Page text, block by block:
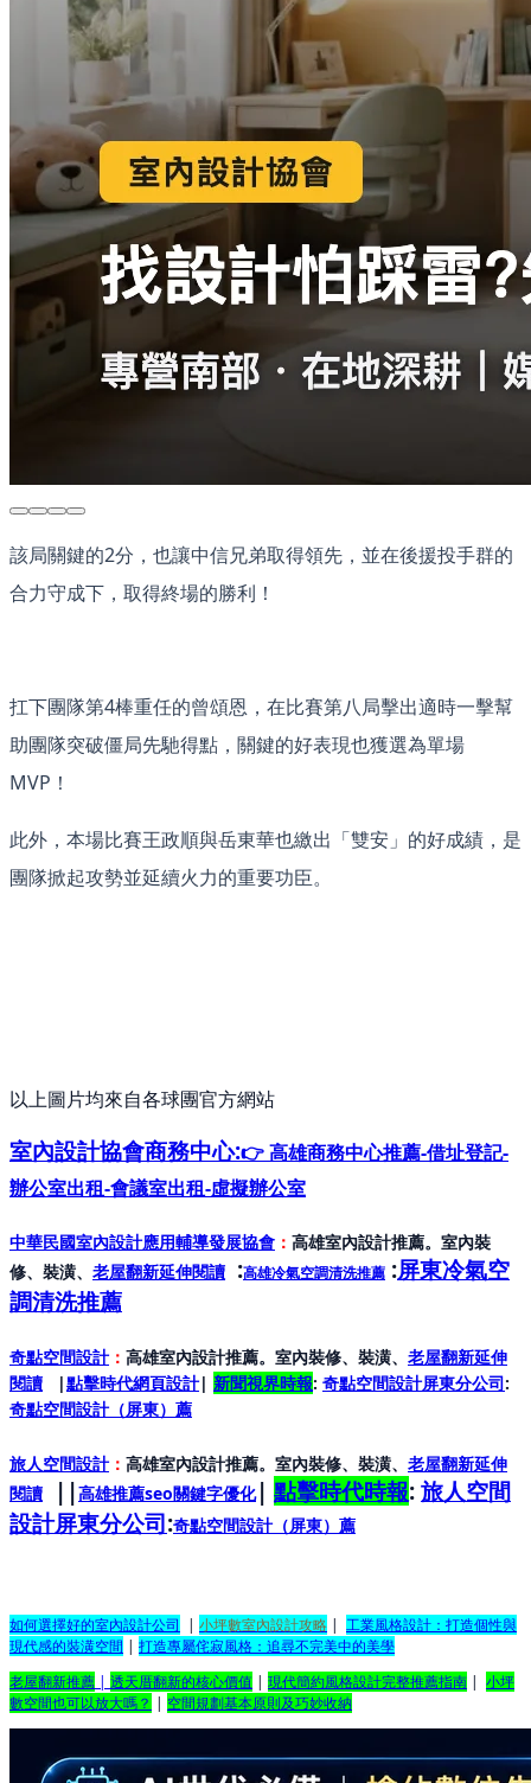
該局關鍵的2分，也讓中信兄弟取得領先，並在後援投手群的
合力守成下，取得終場的勝利！
​扛下團隊第4棒重任的曾頌恩，在比賽第八局擊出適時一擊幫
助團隊突破僵局先馳得點，關鍵的好表現也獲選為單場
MVP！
此外，本場比賽王政順與岳東華也繳出「雙安」的好成績，是
團隊掀起攻勢並延續火力的重要功臣。
以上圖片均來自各球團官方網站
室內設計協會商務中心:👉 高雄商務中心推薦-借址登記-
辦公室出租-會議室出租-虛擬辦公室
中華民國室內設計應用輔導發展協會 ： 高雄室內設計推薦。室內裝
修、裝潢、 老屋翻新延伸閱讀 :高雄冷氣空調清洗推薦 :屏東冷氣空
調清洗推薦
奇點空間設計： 高雄室內設計推薦。室內裝修、裝潢、 老屋翻新延伸
閱讀 |點擊時代網頁設計| 新聞視界時報: 奇點空間設計屏東分公司:
奇點空間設計（屏東） 薦
旅人空間設計： 高雄室內設計推薦。室內裝修、裝潢、 老屋翻新延伸
閱讀
||高雄推薦seo關鍵字優化| 點擊時代時報: 旅人空間
設計屏東分公司:奇點空間設計（屏東） 薦
如何選擇好的室內設計公司 | 小坪數室內設計攻略 | 工業風格設計：打造個性與
現代感的裝潢空間 | 打造專屬侘寂風格：追尋不完美中的美學
老屋翻新推薦 | 透天厝翻新的核心價值 | 現代簡約風格設計完整推薦指南 | 小坪
數空間也可以放大嗎？ | 空間規劃基本原則及巧妙收納